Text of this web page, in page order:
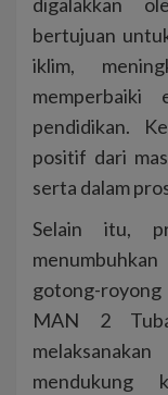
digalakkan
bertujuan
iklim,
memperbaiki
pendidikan.
positif dari
serta dalam
Selain itu,
gotong-
MAN 2
mendukung